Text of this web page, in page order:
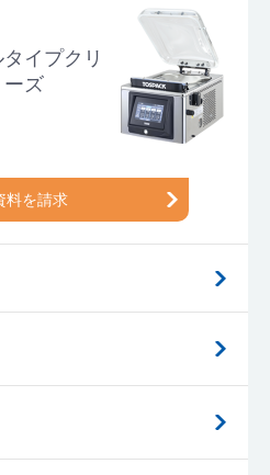
イプクリ
ーズ
料を請求